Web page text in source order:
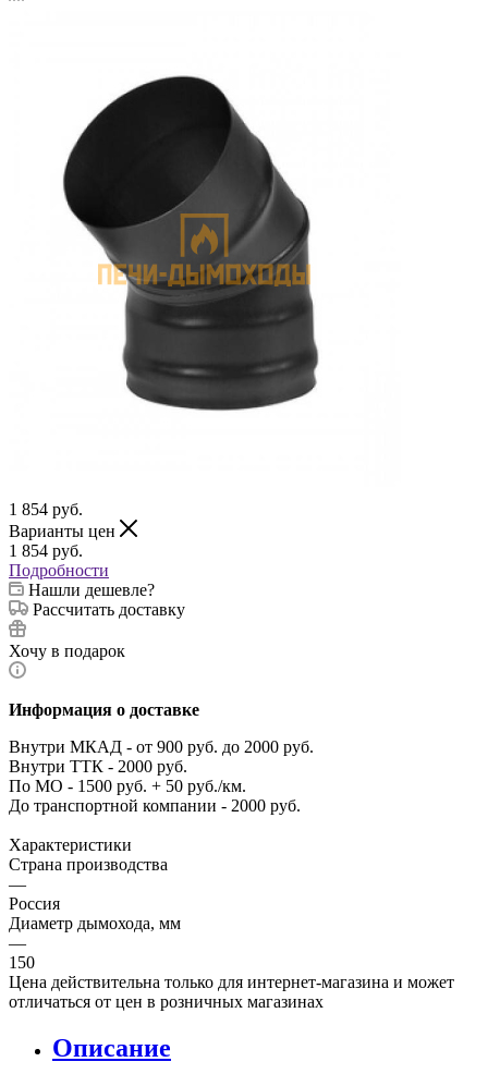
1 854 руб.
Варианты цен
1 854 руб.
Подробности
Нашли дешевле?
Рассчитать доставку
Хочу в подарок
Информация о доставке
Внутри МКАД - от 900 руб. до 2000 руб.
Внутри ТТК - 2000 руб.
По МО - 1500 руб. + 50 руб./км.
До транспортной компании - 2000 руб.
Характеристики
Страна производства
—
Россия
Диаметр дымохода, мм
—
150
Цена действительна только для интернет-магазина и может
отличаться от цен в розничных магазинах
Описание